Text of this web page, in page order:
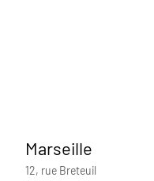
Marseille
12, rue Breteuil